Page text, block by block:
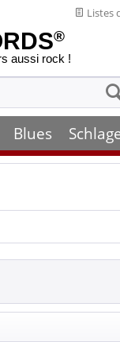
Listes
®
aussi rock !
Blues